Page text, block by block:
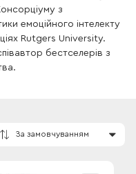
з
емоційного інтелекту
Rutgers University.
бестселерів з